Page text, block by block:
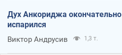
Дух Анкориджа окончательно
испарился
Виктор Андрусив 1,3 т.